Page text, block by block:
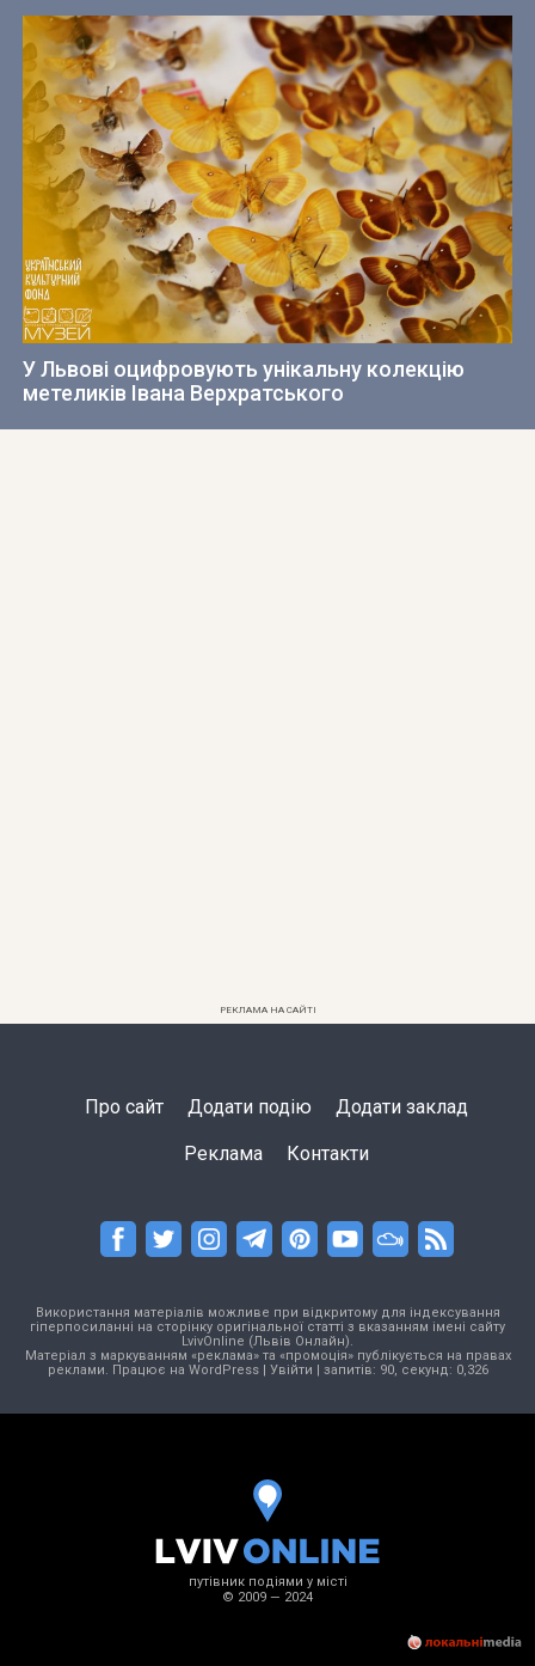
У Львові оцифровують унікальну колекцію
метеликів Івана Верхратського
РЕКЛАМА НА САЙТІ
Про сайт Додати подію Додати заклад
Реклама Контакти
Використання матеріалів можливе при відкритому для індексування
гіперпосиланні на сторінку оригінальної статті з вказанням імені сайту
LvivOnline (Львів Онлайн).
Матеріал з маркуванням «реклама» та «промоція» публікується на правах
реклами. Працює на WordPress| Увійти | запитів: 90, секунд: 0,326
путівник подіями у місті
© 2009 — 2024